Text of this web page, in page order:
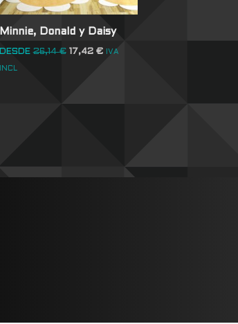
Minnie, Donald y Daisy
DESDE 26,14€ 17,42 € IVA
INCL